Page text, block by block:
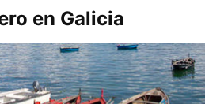
en Galicia